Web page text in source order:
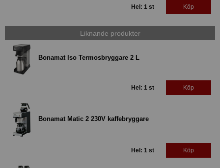
Hel: 1 st Köp
Liknande produkter
Bonamat Iso Termosbryggare 2 L
Hel: 1 st Köp
Bonamat Matic 2 230V kaffebryggare
Hel: 1 st Köp